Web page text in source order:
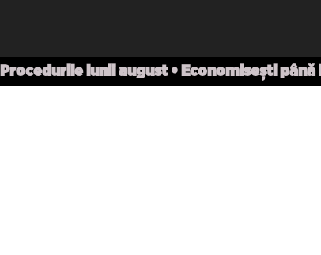
Procedurile lunii august • Economisești până